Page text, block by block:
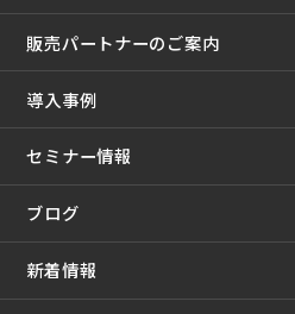
販売パートナーのご案内
導入事例
セミナー情報
ブログ
新着情報